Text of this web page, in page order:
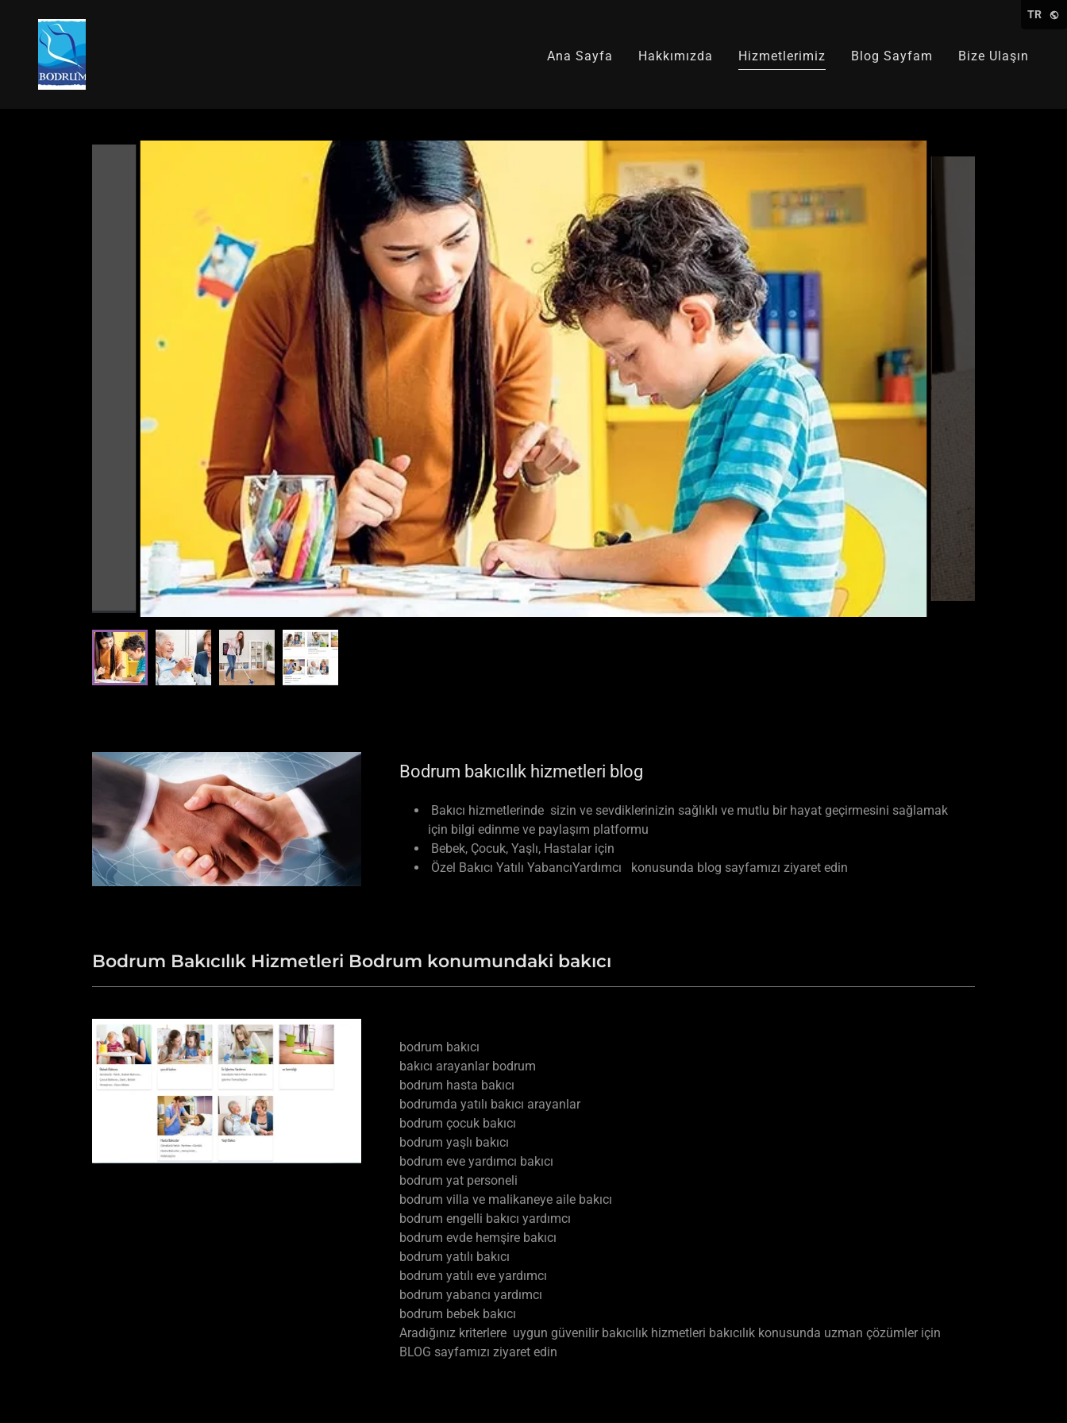
TR
Ana Sayfa Hakkımızda Hizmetlerimiz Blog Sayfam Bize Ulaşın
Bodrum bakıcılık hizmetleri blog
Bakıcı hizmetlerinde sizin ve sevdiklerinizin sağlıklı ve mutlu bir hayat geçirmesini sağlamak
için bilgi edinme ve paylaşım platformu
Bebek, Çocuk, Yaşlı, Hastalar için
Özel Bakıcı Yatılı YabancıYardımcı konusunda blog sayfamızı ziyaret edin
Bodrum Bakıcılık Hizmetleri Bodrum konumundaki bakıcı
bodrum bakıcı
bakıcı arayanlar bodrum
bodrum hasta bakıcı
bodrumda yatılı bakıcı arayanlar
bodrum çocuk bakıcı
bodrum yaşlı bakıcı
bodrum eve yardımcı bakıcı
bodrum yat personeli
bodrum villa ve malikaneye aile bakıcı
bodrum engelli bakıcı yardımcı
bodrum evde hemşire bakıcı
bodrum yatılı bakıcı
bodrum yatılı eve yardımcı
bodrum yabancı yardımcı
bodrum bebek bakıcı
Aradığınız kriterlere uygun güvenilir bakıcılık hizmetleri bakıcılık konusunda uzman çözümler için
BLOG sayfamızı ziyaret edin